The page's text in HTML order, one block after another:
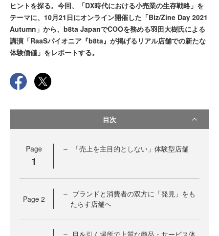
ヒントを探る。今回、「DX時代における小売業の生存戦略」を
テーマに、10月21日にオンライン開催した「Biz/Zine Day 2021
Autumn」から、b8ta JapanでCOOを務める羽田大樹氏による
講演「RaaSパイオニア『b8ta』が掲げるリアル店舗での新たな
体験価値」をレポートする。
目次
Page
1
「売上を主目的としない」体験型店舗
Page 2
ブランドと消費者の双方に「発見」をも
たらす店舗へ